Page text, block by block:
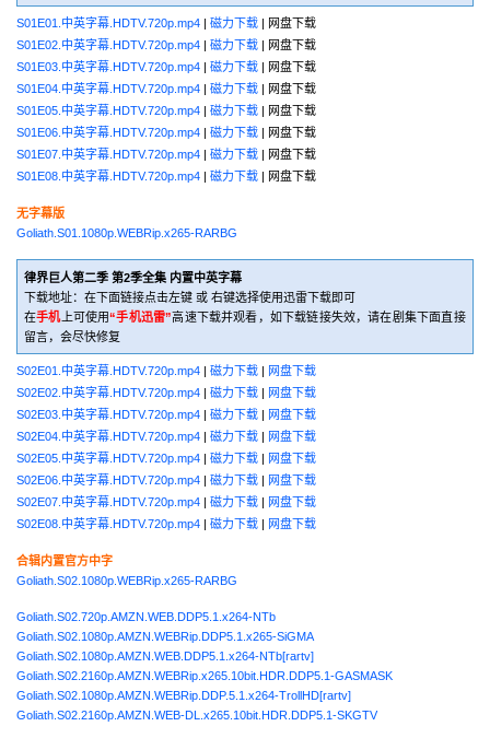
S01E01.中英字幕.HDTV.720p.mp4 | 磁力下载 | 网盘下载
S01E02.中英字幕.HDTV.720p.mp4 | 磁力下载 | 网盘下载
S01E03.中英字幕.HDTV.720p.mp4 | 磁力下载 | 网盘下载
S01E04.中英字幕.HDTV.720p.mp4 | 磁力下载 | 网盘下载
S01E05.中英字幕.HDTV.720p.mp4 | 磁力下载 | 网盘下载
S01E06.中英字幕.HDTV.720p.mp4 | 磁力下载 | 网盘下载
S01E07.中英字幕.HDTV.720p.mp4 | 磁力下载 | 网盘下载
S01E08.中英字幕.HDTV.720p.mp4 | 磁力下载 | 网盘下载
无字幕版
Goliath.S01.1080p.WEBRip.x265-RARBG
律界巨人第二季 第2季全集 内置中英字幕
下载地址：在下面链接点击左键 或 右键选择使用迅雷下载即可
在手机上可使用“手机迅雷”高速下载并观看，如下载链接失效，请在剧集下面直接
留言，会尽快修复
S02E01.中英字幕.HDTV.720p.mp4 | 磁力下载 | 网盘下载
S02E02.中英字幕.HDTV.720p.mp4 | 磁力下载 | 网盘下载
S02E03.中英字幕.HDTV.720p.mp4 | 磁力下载 | 网盘下载
S02E04.中英字幕.HDTV.720p.mp4 | 磁力下载 | 网盘下载
S02E05.中英字幕.HDTV.720p.mp4 | 磁力下载 | 网盘下载
S02E06.中英字幕.HDTV.720p.mp4 | 磁力下载 | 网盘下载
S02E07.中英字幕.HDTV.720p.mp4 | 磁力下载 | 网盘下载
S02E08.中英字幕.HDTV.720p.mp4 | 磁力下载 | 网盘下载
合辑内置官方中字
Goliath.S02.1080p.WEBRip.x265-RARBG
Goliath.S02.720p.AMZN.WEB.DDP5.1.x264-NTb
Goliath.S02.1080p.AMZN.WEBRip.DDP5.1.x265-SiGMA
Goliath.S02.1080p.AMZN.WEB.DDP5.1.x264-NTb[rartv]
Goliath.S02.2160p.AMZN.WEBRip.x265.10bit.HDR.DDP5.1-GASMASK
Goliath.S02.1080p.AMZN.WEBRip.DDP.5.1.x264-TrollHD[rartv]
Goliath.S02.2160p.AMZN.WEB-DL.x265.10bit.HDR.DDP5.1-SKGTV